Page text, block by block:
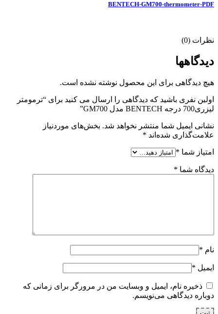
BENTECH-GM700-thermometer-PDF
نظرات (0)
دیدگاهها
هیچ دیدگاهی برای این محصول نوشته نشده است.
اولین نفری باشید که دیدگاهی را ارسال می کنید برای “ترمومتر
لیزری700 درجه BENTECH مدل GM700”
نشانی ایمیل شما منتشر نخواهد شد. بخش‌های موردنیاز
علامت‌گذاری شده‌اند *
امتیاز شما *
دیدگاه شما *
نام *
ایمیل *
ذخیره نام، ایمیل و وبسایت من در مرورگر برای زمانی که
دوباره دیدگاهی می‌نویسم.